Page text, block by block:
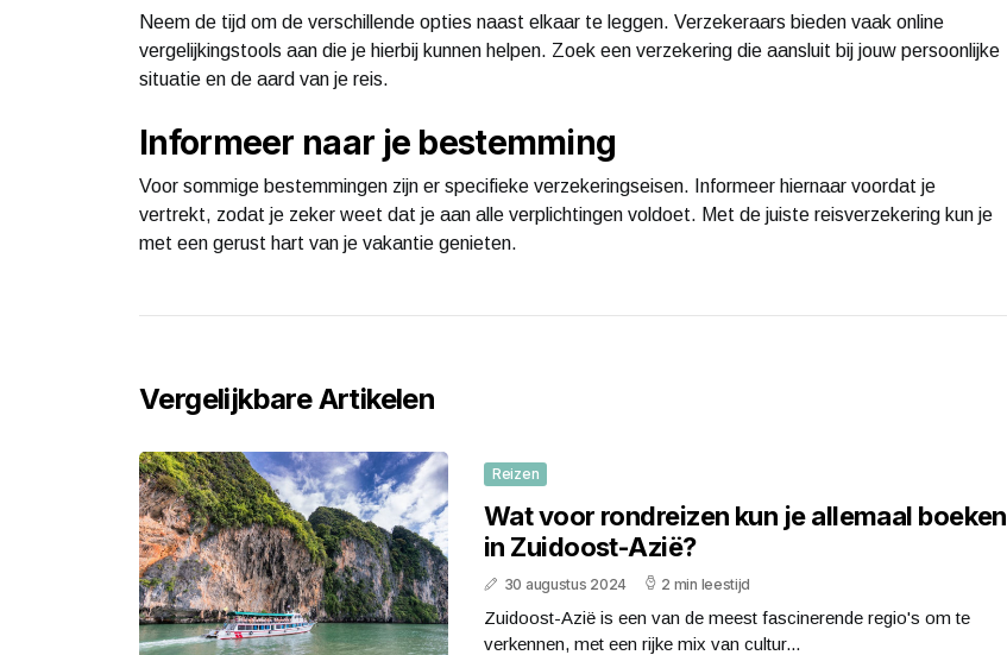
Neem de tijd om de verschillende opties naast elkaar te leggen. Verzekeraars bieden vaak online
vergelijkingstools aan die je hierbij kunnen helpen. Zoek een verzekering die aansluit bij jouw persoonlijke
situatie en de aard van je reis.
Informeer naar je bestemming
Voor sommige bestemmingen zijn er specifieke verzekeringseisen. Informeer hiernaar voordat je
vertrekt, zodat je zeker weet dat je aan alle verplichtingen voldoet. Met de juiste reisverzekering kun je
met een gerust hart van je vakantie genieten.
Vergelijkbare Artikelen
Reizen
Wat voor rondreizen kun je allemaal boeken
in Zuidoost-Azië?
30 augustus 2024 2 min leestijd
Zuidoost-Azië is een van de meest fascinerende regio's om te
verkennen, met een rijke mix van cultur...